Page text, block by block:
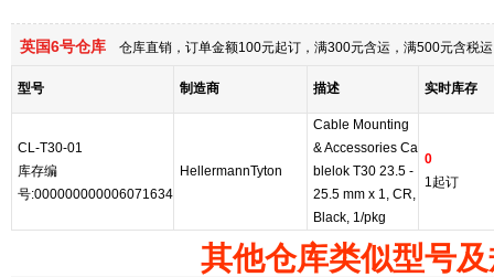
英国6号仓库 仓库直销，订单金额100元起订，满300元含运，满500元含税
型号 制造商 描述 实时库存
CL-T30-01
库存编
号:000000000006071634
HellermannTyton
Cable Mounting
& Accessories Ca
blelok T30 23.5 -
25.5 mm x 1, CR,
Black, 1/pkg
0
1起订
其他仓库类似型号